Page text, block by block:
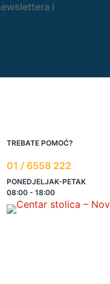
i
TREBATE POMOĆ?
01 / 6558 222
PONEDJELJAK-PETAK
08:00 - 18:00